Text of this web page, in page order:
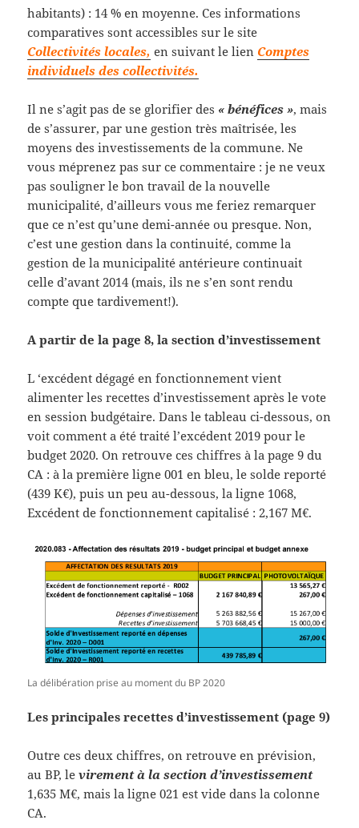
habitants) : 14 % en moyenne. Ces informations
comparatives sont accessibles sur le site
Collectivités locales, en suivant le lien Comptes
individuels des collectivités.
Il ne s’agit pas de se glorifier des « bénéfices », mais
de s’assurer, par une gestion très maîtrisée, les
moyens des investissements de la commune. Ne
vous méprenez pas sur ce commentaire : je ne veux
pas souligner le bon travail de la nouvelle
municipalité, d’ailleurs vous me feriez remarquer
que ce n’est qu’une demi-année ou presque. Non,
c’est une gestion dans la continuité, comme la
gestion de la municipalité antérieure continuait
celle d’avant 2014 (mais, ils ne s’en sont rendu
compte que tardivement!).
A partir de la page 8, la section d’investissement
L ‘excédent dégagé en fonctionnement vient
alimenter les recettes d’investissement après le vote
en session budgétaire. Dans le tableau ci-dessous, on
voit comment a été traité l’excédent 2019 pour le
budget 2020. On retrouve ces chiffres à la page 9 du
CA : à la première ligne 001 en bleu, le solde reporté
(439 K€), puis un peu au-dessous, la ligne 1068,
Excédent de fonctionnement capitalisé : 2,167 M€.
La délibération prise au moment du BP 2020
Les principales recettes d’investissement (page 9)
Outre ces deux chiffres, on retrouve en prévision,
au BP, levirement à la section d’investissement
1,635 M€, mais la ligne 021 est vide dans la colonne
CA.